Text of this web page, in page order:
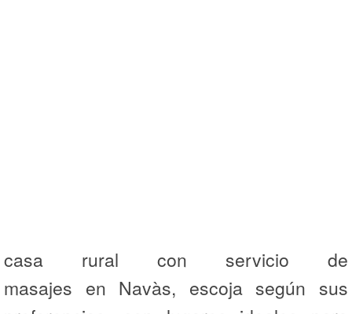
casa rural con servicio de
masajes en Navàs, escoja según sus